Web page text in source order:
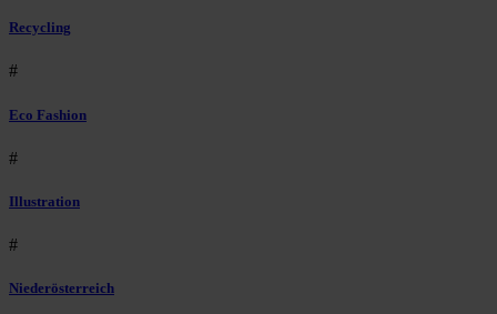
Recycling
#
Eco Fashion
#
Illustration
#
Niederösterreich